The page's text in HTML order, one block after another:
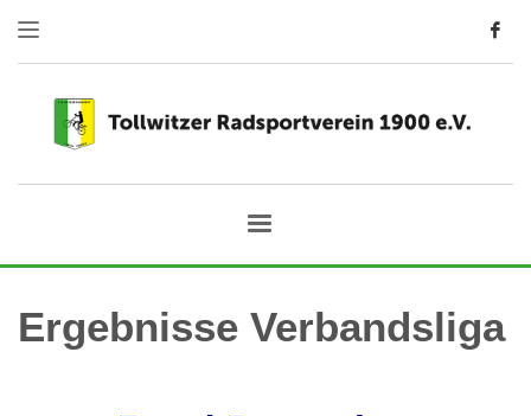
Ergebnisse Verbandsliga